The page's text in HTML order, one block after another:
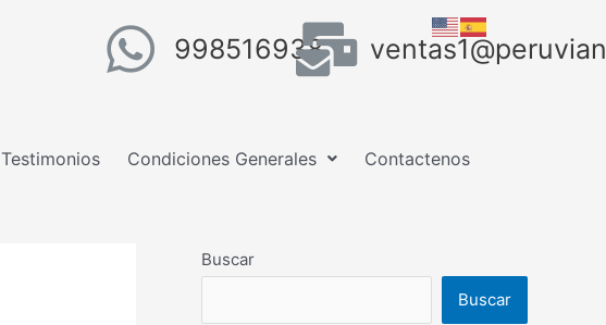
998516938
Testimonios Condiciones Generales Contactenos
Buscar
Buscar